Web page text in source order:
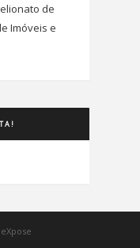
de
Imóveis e